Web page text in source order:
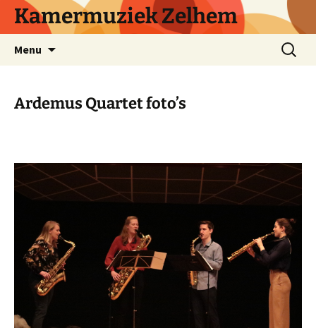
naarKamermuziek Zelhem
Menu
Zoeken
naar:
Ardemus Quartet foto’s